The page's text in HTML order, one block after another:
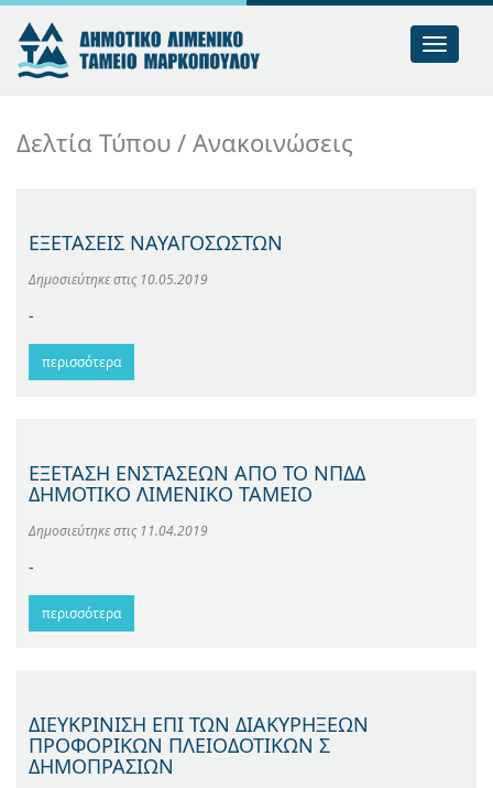
Toggle
nav
Δελτία Τύπου / Ανακοινώσεις
ΕΞΕΤΑΣΕΙΣ ΝΑΥΑΓΟΣΩΣΤΩΝ
Δημοσιεύτηκε στις10.05.2019
-
περισσότερα
ΕΞΕΤΑΣΗ ΕΝΣΤΑΣΕΩΝ ΑΠΟ ΤΟ ΝΠΔΔ
ΔΗΜΟΤΙΚΟ ΛΙΜΕΝΙΚΟ ΤΑΜΕΙΟ
Δημοσιεύτηκε στις11.04.2019
-
περισσότερα
ΔΙΕΥΚΡΙΝΙΣΗ ΕΠΙ ΤΩΝ ΔΙΑΚΥΡΗΞΕΩΝ
ΠΡΟΦΟΡΙΚΩΝ ΠΛΕΙΟΔΟΤΙΚΩΝ Σ
ΔΗΜΟΠΡΑΣΙΩΝ